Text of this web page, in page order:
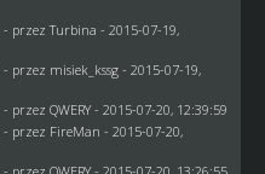
- przez Turbina - 2015-07-19,
- przez misiek_kssg- 2015-07-19,
- przez QWERY- 2015-07-20, 12:39:59
- przez FireMan - 2015-07-20,